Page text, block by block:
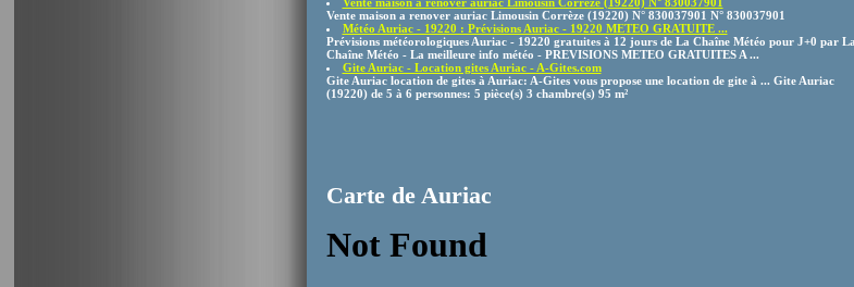
Vente maison a renover auriac Limousin Corrèze (19220) N° 830037901 N° 830037901
Météo Auriac - 19220 : Prévisions Auriac - 19220 METEO GRATUITE ...
Prévisions météorologiques Auriac - 19220 gratuites à 12 jours de La Chaîne Météo pour J+0 par La
Chaîne Météo - La meilleure info météo - PREVISIONS METEO GRATUITES A ...
Gite Auriac - Location gites Auriac - A-Gites.com
Gite Auriac location de gites à Auriac: A-Gites vous propose une location de gite à ... Gite Auriac
(19220) de 5 à 6 personnes: 5 pièce(s) 3 chambre(s) 95 m²
Carte de Auriac